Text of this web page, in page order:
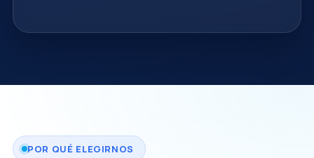
POR QUÉ ELEGIRNOS